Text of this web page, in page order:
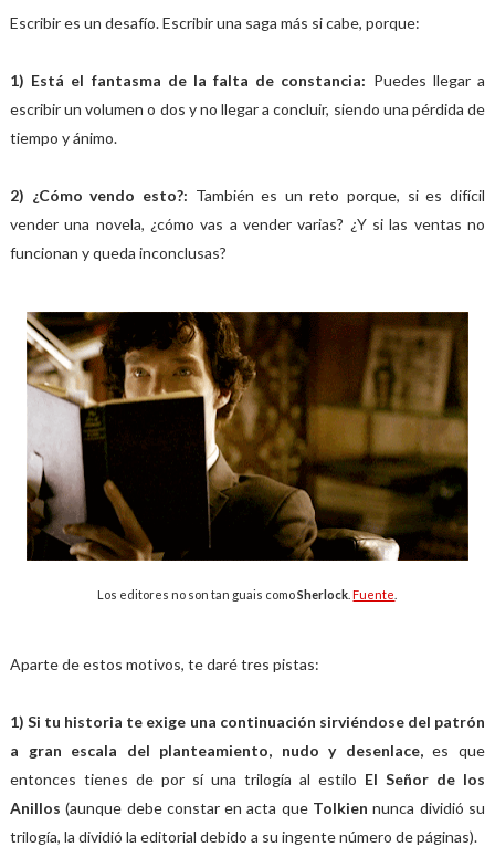
Escribir es un desafío. Escribir una saga más si cabe, porque:
1) Está el fantasma de la falta de constancia: Puedes llegar a
escribir un volumen o dos y no llegar a concluir, siendo una pérdida de
tiempo y ánimo.
2) ¿Cómo vendo esto?: También es un reto porque, si es difícil
vender una novela, ¿cómo vas a vender varias? ¿Y si las ventas no
funcionan y queda inconclusas?
Los editores no son tan guais comoSherlock .Fuente
Aparte de estos motivos, te daré tres pistas:
1) Si tu historia te exige una continuación sirviéndose del patrón
a gran escala del planteamiento, nudo y desenlace,es que
entonces tienes de por sí una trilogía al estilo El Señor de los
Anillos(aunque debe constar en acta que Tolkiennunca dividió su
trilogía, la dividió la editorial debido a su ingente número de páginas).